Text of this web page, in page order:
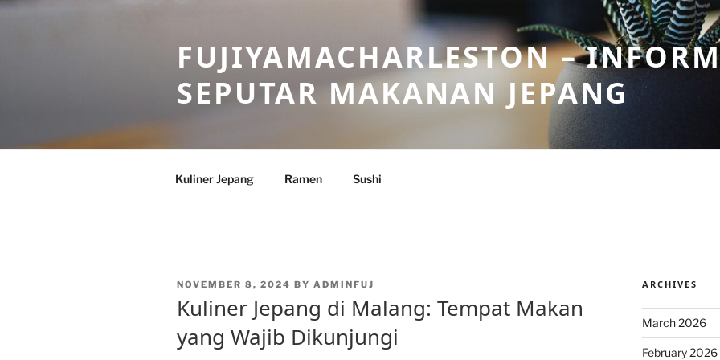
Skip
FUJIYAMACHARLESTON –
SEPUTAR MAKANAN JEPANG
Kuliner Jepang Ramen Sushi
POSTED
NOVEMBER 8, 2024 BY ADMINFUJ
Kuliner Jepang di Malang: Tempat Makan
yang Wajib Dikunjungi
ARCHIVES
March 2026
February 2026